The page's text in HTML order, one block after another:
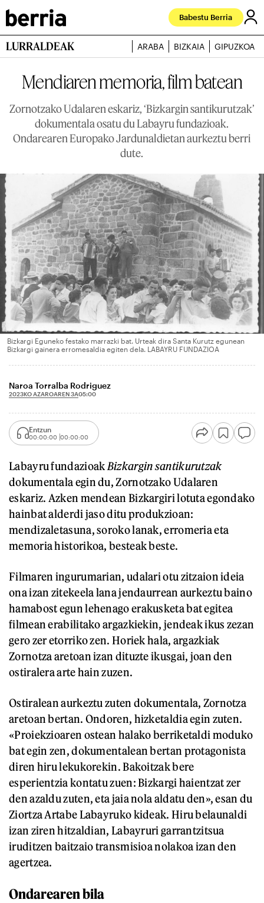
Babestu Berria
LURRALDEAK ARABA BIZKAIA GIPUZKOA
Mendiaren memoria, film batean
Zornotzako Udalaren eskariz, ‘Bizkargin santikurutzak’
dokumentala osatu du Labayru fundazioak.
Ondarearen Europako Jardunaldietan aurkeztu berri
dute.
Bizkargi Eguneko festako marrazki bat. Urteak dira Santa Kurutz egunean
Bizkargi gainera erromesaldia egiten dela. LABAYRU FUNDAZIOA
Naroa Torralba Rodriguez
2023KO AZAROAREN 3A05:00
Entzun
00:00:00 00:00:00
Labayru fundazioak Bizkargin santikurutzak
dokumentala egin du, Zornotzako Udalaren
eskariz. Azken mendean Bizkargiri lotuta egondako
hainbat alderdi jaso ditu produkzioan:
mendizaletasuna, soroko lanak, erromeria eta
memoria historikoa, besteak beste.
Filmaren ingurumarian, udalari otu zitzaion ideia
ona izan zitekeela lana jendaurrean aurkeztu baino
hamabost egun lehenago erakusketa bat egitea
filmean erabilitako argazkiekin, jendeak ikus zezan
gero zer etorriko zen. Horiek hala, argazkiak
Zornotza aretoan izan dituzte ikusgai, joan den
ostiralera arte hain zuzen.
Ostiralean aurkeztu zuten dokumentala, Zornotza
aretoan bertan. Ondoren, hizketaldia egin zuten.
«Proiekzioaren ostean halako berriketaldi moduko
bat egin zen, dokumentalean bertan protagonista
diren hiru lekukorekin. Bakoitzak bere
esperientzia kontatu zuen: Bizkargi haientzat zer
den azaldu zuten, eta jaia nola aldatu den», esan du
Ziortza Artabe Labayruko kideak. Hiru belaunaldi
izan ziren hitzaldian, Labayruri garrantzitsua
iruditzen baitzaio transmisioa nolakoa izan den
agertzea.
Ondarearen bila